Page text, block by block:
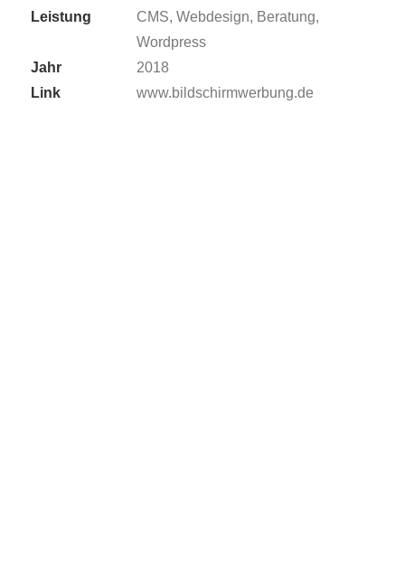
Leistung
CMS, Webdesign, Beratung,
Wordpress
Jahr
2018
Link
www.bildschirmwerbung.de